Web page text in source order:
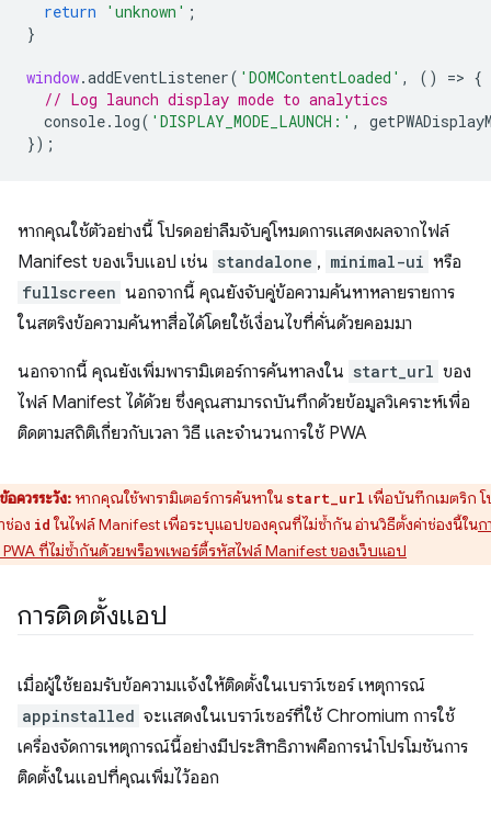
return 'unknown' ;
}
window.addEventListener( 'DOMContentLoaded' , () => {
// Log launch display mode to analytics
console. log( 'DISPLAY_MODE_LAUNCH:' ,
});
หากคุณใช้ตัวอย่างนี้ โปรดอย่าลืมจับคู่โหมดการแสดงผลจากไฟล์
Manifest ของเว็บแอป เช่น standalone , minimal-ui หรือ
fullscreen นอกจากนี้ คุณยังจับคู่ข้อความค้นหาหลายรายการ
ในสตริงข้อความค้นหาสื่อได้โดยใช้เงื่อนไขที่คั่นด้วยคอมมา
นอกจากนี้ คุณยังเพิ่มพารามิเตอร์การค้นหาลงใน start_url ของ
ไฟล์ Manifest ได้ด้วย ซึ่งคุณสามารถบันทึกด้วยข้อมูลวิเคราะห์เพื่อ
ติดตามสถิติเกี่ยวกับเวลา วิธี และจำนวนการใช้ PWA
ข้อควรระวัง:หากคุณใช้พารามิเตอร์การค้นหาใน start_url เพื่อบันทึกเมตริก
ช่อง idในไฟล์ Manifest เพื่อระบุแอปของคุณที่ไม่ซ้ำกัน อ่านวิธีตั้งค่าช่องนี้ในก
PWA ที่ไม่ซ้ำกันด้วยพร็อพเพอร์ตี้รหัสไฟล์ Manifest ของเว็บแอป
การติดตั้งแอป
เมื่อผู้ใช้ยอมรับข้อความแจ้งให้ติดตั้งในเบราว์เซอร์ เหตุการณ์
appinstalled จะแสดงในเบราว์เซอร์ที่ใช้ Chromium การใช้
เครื่องจัดการเหตุการณ์นี้อย่างมีประสิทธิภาพคือการนําโปรโมชันการ
ติดตั้งในแอปที่คุณเพิ่มไว้ออก